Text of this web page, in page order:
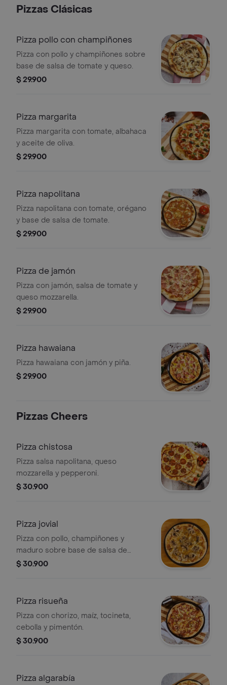
Pizzas Clásicas
Pizza pollo con champiñones
Pizza con pollo y champiñones sobre
base de salsa de tomate y queso.
$ 29.900
Pizza margarita
Pizza margarita con tomate, albahaca
y aceite de oliva.
$ 29.900
Pizza napolitana
Pizza napolitana con tomate, orégano
y base de salsa de tomate.
$ 29.900
Pizza de jamón
Pizza con jamón, salsa de tomate y
queso mozzarella.
$ 29.900
Pizza hawaiana
Pizza hawaiana con jamón y piña.
$ 29.900
Pizzas Cheers
Pizza chistosa
Pizza salsa napolitana, queso
mozzarella y pepperoni.
$ 30.900
Pizza jovial
Pizza con pollo, champiñones y
maduro sobre base de salsa de
tomate.
$ 30.900
Pizza risueña
Pizza con chorizo, maíz, tocineta,
cebolla y pimentón.
$ 30.900
Pizza algarabía